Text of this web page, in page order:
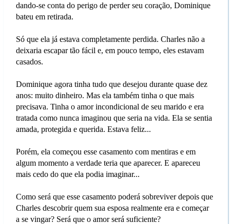
dando-se conta do perigo de perder seu coração, Dominique
bateu em retirada.
Só que ela já estava completamente perdida. Charles não a
deixaria escapar tão fácil e, em pouco tempo, eles estavam
casados.
Dominique agora tinha tudo que desejou durante quase dez
anos: muito dinheiro. Mas ela também tinha o que mais
precisava. Tinha o amor incondicional de seu marido e era
tratada como nunca imaginou que seria na vida. Ela se sentia
amada, protegida e querida. Estava feliz...
Porém, ela começou esse casamento com mentiras e em
algum momento a verdade teria que aparecer. E apareceu
mais cedo do que ela podia imaginar...
Como será que esse casamento poderá sobreviver depois que
Charles descobrir quem sua esposa realmente era e começar
a se vingar? Será que o amor será suficiente?